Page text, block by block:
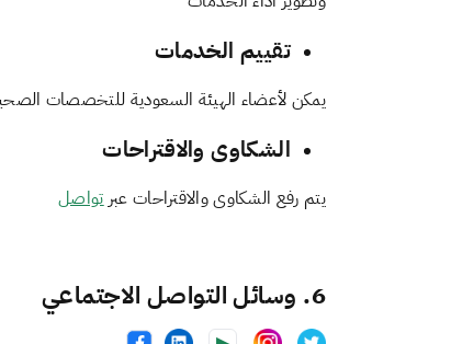
‏تقييم الخدمات
‏يمكن لأعضاء الهيئة السعودية للتخصصات
الشكاوى والاقتراحات
يتم رفع الشكاوى والاقتراحات عبرتواصل
6. وسائل التواصل الاجتماعي